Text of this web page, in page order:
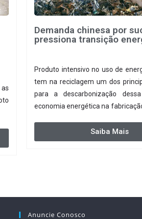
Demanda chinesa por
pressiona transição
Produto intensivo no uso de
tem na reciclagem um dos
para a descarbonização
economia energética na
produção de um alumínio
entanto, tem esbarrado em
Saiba Mais
Anuncie Conosco